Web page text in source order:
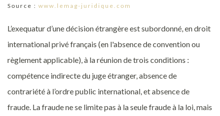
Source : www.lemag-juridique.com
L’exequatur d’une décision étrangère est subordonné, en droit
international privé français (en l'absence de convention ou
règlement applicable), à la réunion de trois conditions :
compétence indirecte du juge étranger, absence de
contrariété à l’ordre public international, et absence de
fraude. La fraude ne se limite pas à la seule fraude à la loi, mais